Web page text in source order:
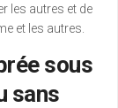
les autres et de
et les autres.
sous
sans